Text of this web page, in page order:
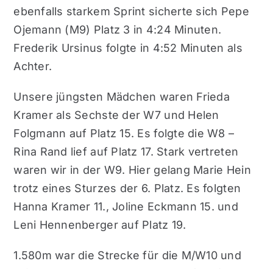
ebenfalls starkem Sprint sicherte sich Pepe
Ojemann (M9) Platz 3 in 4:24 Minuten.
Frederik Ursinus folgte in 4:52 Minuten als
Achter.
Unsere jüngsten Mädchen waren Frieda
Kramer als Sechste der W7 und Helen
Folgmann auf Platz 15. Es folgte die W8 –
Rina Rand lief auf Platz 17. Stark vertreten
waren wir in der W9. Hier gelang Marie Hein
trotz eines Sturzes der 6. Platz. Es folgten
Hanna Kramer 11., Joline Eckmann 15. und
Leni Hennenberger auf Platz 19.
1.580m war die Strecke für die M/W10 und